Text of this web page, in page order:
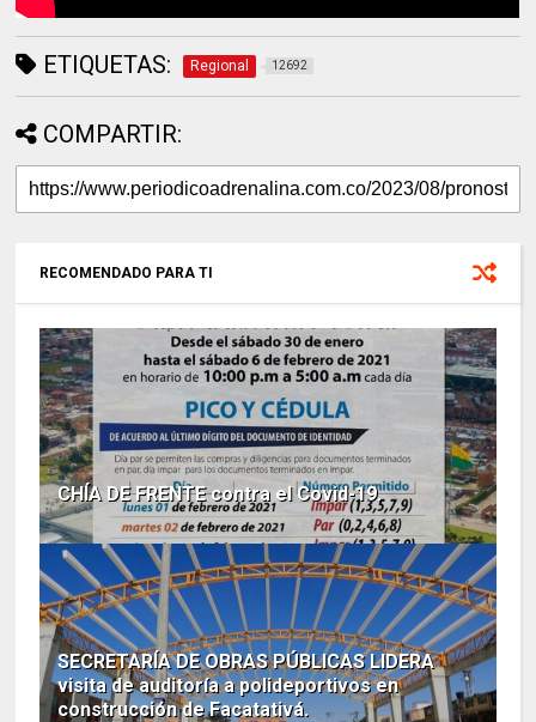
ETIQUETAS: Regional 12692
COMPARTIR:
RECOMENDADO PARA TI
CHÍA DE FRENTE contra el Covid-19.
SECRETARÍA DE OBRAS PÚBLICAS LIDERA
visita de auditoría a polideportivos en
construcción de Facatativá.